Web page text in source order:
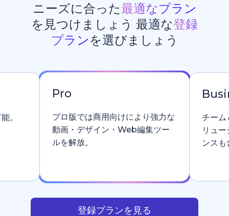
ニーズに合った最適なプラン
を見つけましょう 最適な登録
プランを選びましょう
。
Pro
プロ版では商用向けにより強力な
動画・デザイン・Web編集ツー
ルを解放。
チーム
リュ
ンス
登録プランを見る